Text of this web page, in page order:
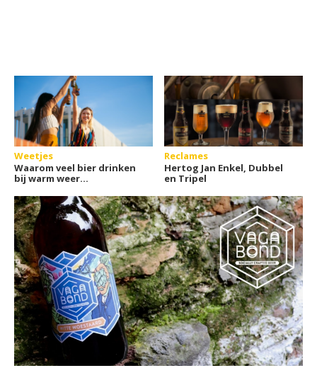
Weetjes
Waarom veel bier drinken
bij warm weer
Reclames
Hertog Jan Enkel, Dubbel
en Tripel